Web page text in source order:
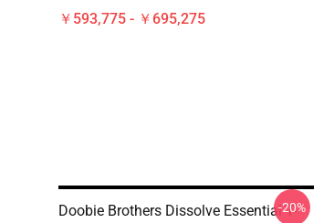
￥593,775 - ￥695,275
Doobie Brothers Dissolve Essential T-
-20%